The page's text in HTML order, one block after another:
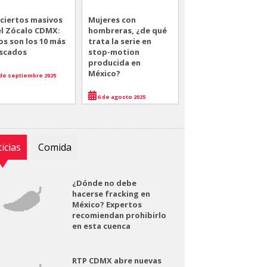
masivos
Zócalo CDMX:
son los 10 más
septiembre 2025
Mujeres con
hombreras, ¿de qué
trata la serie en
stop-motion
producida en
México?
6 de agosto 2025
Comida
¿Dónde no debe
hacerse fracking en
México? Expertos
recomiendan prohibirlo
en esta cuenca
RTP CDMX abre nuevas